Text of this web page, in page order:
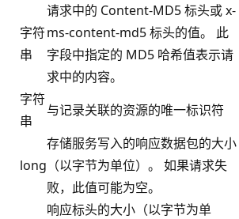
字符
串
请求中的 Content-MD5 标头或 x-
ms-content-md5 标头的值。 此
字段中指定的 MD5 哈希值表示请
求中的内容。
字符
串
与记录关联的资源的唯一标识符
long
存储服务写入的响应数据包的大小
（以字节为单位）。 如果请求失
败，此值可能为空。
响应标头的大小（以字节为单